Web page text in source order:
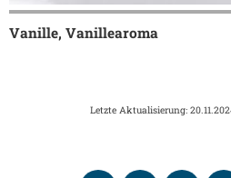
Vanille, Vanillearoma
Letzte Aktualisierung: